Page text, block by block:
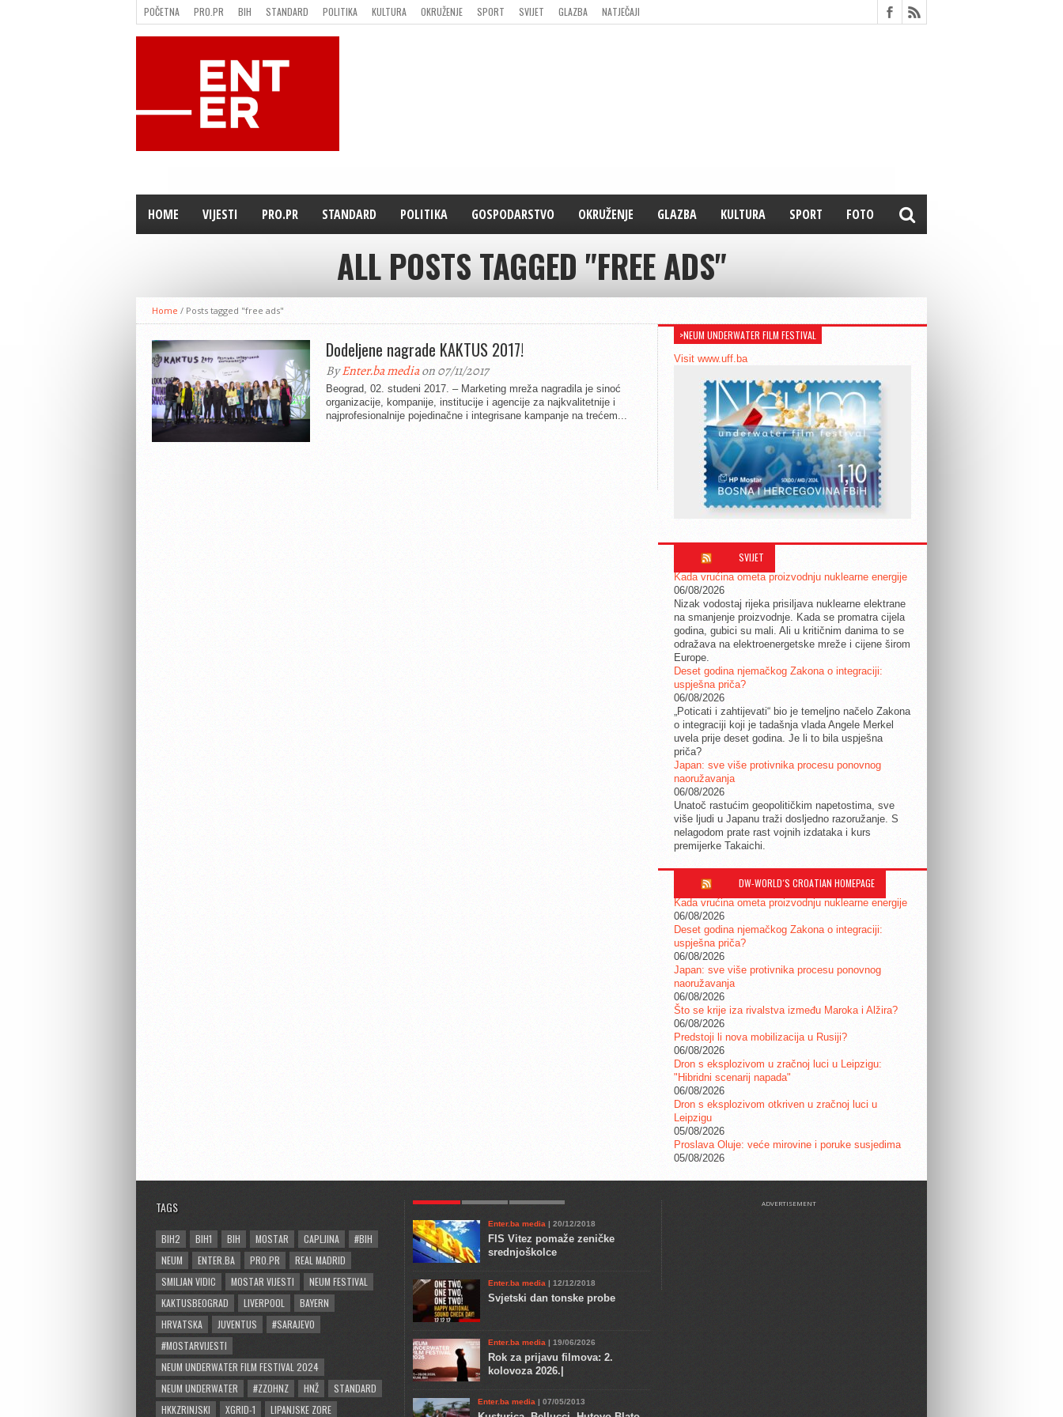
POČETNA PRO.PR BIH STANDARD POLITIKA KULTURA OKRUŽENJE SPORT SVIJET GLAZBA
NATJEČAJI
FILMING LOCATION IN BH
KONTAKT
HOME VIJESTI PRO.PR STANDARD POLITIKA GOSPODARSTVO OKRUŽENJE GLAZBA KULTURA SPORT FOTO
ALL POSTS TAGGED "FREE ADS"
Home / Posts tagged "free ads"
Dodeljene nagrade KAKTUS 2017!
ByEnter.ba mediaon 07/11/2017
Beograd, 02. studeni 2017. – Marketing mreža nagradila je sinoć
organizacije, kompanije, institucije i agencije za najkvalitetnije i
najprofesionalnije pojedinačne i integrisane kampanje na trećem...
>NEUM UNDERWATER FILM FESTIVAL
Visit www.uff.ba
SVIJET
Kada vrućina ometa proizvodnju nuklearne energije
06/08/2026
Nizak vodostaj rijeka prisiljava nuklearne elektrane
na smanjenje proizvodnje. Kada se promatra cijela
godina, gubici su mali. Ali u kritičnim danima to se
odražava na elektroenergetske mreže i cijene širom
Europe.
Deset godina njemačkog Zakona o integraciji:
uspješna priča?
06/08/2026
„Poticati i zahtijevati“ bio je temeljno načelo Zakona
o integraciji koji je tadašnja vlada Angele Merkel
uvela prije deset godina. Je li to bila uspješna
priča?
Japan: sve više protivnika procesu ponovnog
naoružavanja
06/08/2026
Unatoč rastućim geopolitičkim napetostima, sve
više ljudi u Japanu traži dosljedno razoružanje. S
nelagodom prate rast vojnih izdataka i kurs
premijerke Takaichi.
DW-WORLD´S CROATIAN HOMEPAGE
Kada vrućina ometa proizvodnju nuklearne energije
06/08/2026
Deset godina njemačkog Zakona o integraciji:
uspješna priča?
06/08/2026
Japan: sve više protivnika procesu ponovnog
naoružavanja
06/08/2026
Što se krije iza rivalstva između Maroka i Alžira?
06/08/2026
Predstoji li nova mobilizacija u Rusiji?
06/08/2026
Dron s eksplozivom u zračnoj luci u Leipzigu:
"Hibridni scenarij napada"
06/08/2026
Dron s eksplozivom otkriven u zračnoj luci u
Leipzigu
05/08/2026
Proslava Oluje: veće mirovine i poruke susjedima
05/08/2026
TAGS
BIH2 BIH1 BIH MOSTAR CAPLJINA
#BIH
NEUM
ENTER.BA PRO.PR
REAL MADRID
SMILJAN VIDIC
MOSTAR VIJESTI
NEUM FESTIVAL
KAKTUSBEOGRAD
LIVERPOOL
BAYERN
HRVATSKA
JUVENTUS
#SARAJEVO
#MOSTARVIJESTI
NEUM UNDERWATER FILM FESTIVAL 2024
NEUM UNDERWATER
#ZZOHNZ HNŽ
STANDARD
HKKZRINJSKI
XGRID-1 LIPANJSKE ZORE
Enter.ba media | 20/12/2018
FIS Vitez pomaže zeničke
srednjoškolce
Enter.ba media | 12/12/2018
Svjetski dan tonske probe
Enter.ba media | 19/06/2026
Rok za prijavu filmova: 2.
kolovoza 2026.|
Enter.ba media | 07/05/2013
ADVERTISEMENT